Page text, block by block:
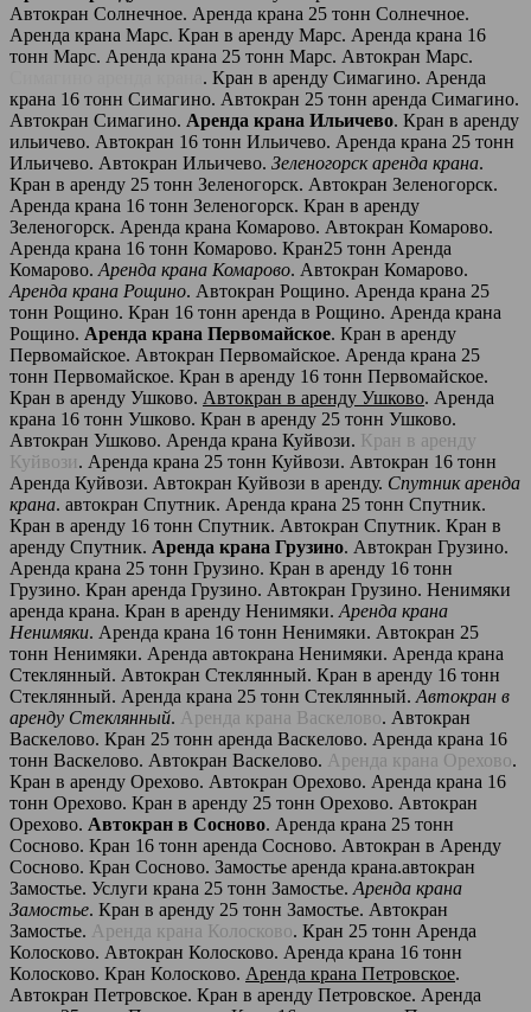
Автокран Солнечное. Аренда крана 25 тонн Солнечное.
Аренда крана Марс. Кран в аренду Марс. Аренда крана 16
тонн Марс. Аренда крана 25 тонн Марс. Автокран Марс.
. Кран в аренду Симагино. Аренда
крана 16 тонн Симагино. Автокран 25 тонн аренда Симагино.
Автокран Симагино. Аренда крана Ильичево. Кран в аренду
ильичево. Автокран 16 тонн Ильичево. Аренда крана 25 тонн
Ильичево. Автокран Ильичево. Зеленогорск аренда крана.
Кран в аренду 25 тонн Зеленогорск. Автокран Зеленогорск.
Аренда крана 16 тонн Зеленогорск. Кран в аренду
Зеленогорск. Аренда крана Комарово. Автокран Комарово.
Аренда крана 16 тонн Комарово. Кран25 тонн Аренда
Комарово. Аренда крана Комарово. Автокран Комарово.
Аренда крана Рощино. Автокран Рощино. Аренда крана 25
тонн Рощино. Кран 16 тонн аренда в Рощино. Аренда крана
Рощино. Аренда крана Первомайское. Кран в аренду
Первомайское. Автокран Первомайское. Аренда крана 25
тонн Первомайское. Кран в аренду 16 тонн Первомайское.
Кран в аренду Ушково. Автокран в аренду Ушково. Аренда
крана 16 тонн Ушково. Кран в аренду 25 тонн Ушково.
Автокран Ушково. Аренда крана Куйвози. Кран в аренду
Куйвози. Аренда крана 25 тонн Куйвози. Автокран 16 тонн
Аренда Куйвози. Автокран Куйвози в аренду. Спутник аренда
крана. автокран Спутник. Аренда крана 25 тонн Спутник.
Кран в аренду 16 тонн Спутник. Автокран Спутник. Кран в
аренду Спутник. Аренда крана Грузино. Автокран Грузино.
Аренда крана 25 тонн Грузино. Кран в аренду 16 тонн
Грузино. Кран аренда Грузино. Автокран Грузино. Ненимяки
аренда крана. Кран в аренду Ненимяки. Аренда крана
Ненимяки. Аренда крана 16 тонн Ненимяки. Автокран 25
тонн Ненимяки. Аренда автокрана Ненимяки. Аренда крана
Стеклянный. Автокран Стеклянный. Кран в аренду 16 тонн
Стеклянный. Аренда крана 25 тонн Стеклянный. Автокран в
аренду Стеклянный. Аренда крана Васкелово. Автокран
Васкелово. Кран 25 тонн аренда Васкелово. Аренда крана 16
тонн Васкелово. Автокран Васкелово. Аренда крана Орехово.
Кран в аренду Орехово. Автокран Орехово. Аренда крана 16
тонн Орехово. Кран в аренду 25 тонн Орехово. Автокран
Орехово. Автокран в Сосново. Аренда крана 25 тонн
Сосново. Кран 16 тонн аренда Сосново. Автокран в Аренду
Сосново. Кран Сосново. Замостье аренда крана.автокран
Замостье. Услуги крана 25 тонн Замостье. Аренда крана
Замостье. Кран в аренду 25 тонн Замостье. Автокран
Замостье. Аренда крана Колосково. Кран 25 тонн Аренда
Колосково. Автокран Колосково. Аренда крана 16 тонн
Колосково. Кран Колосково. Аренда крана Петровское.
Автокран Петровское. Кран в аренду Петровское. Аренда